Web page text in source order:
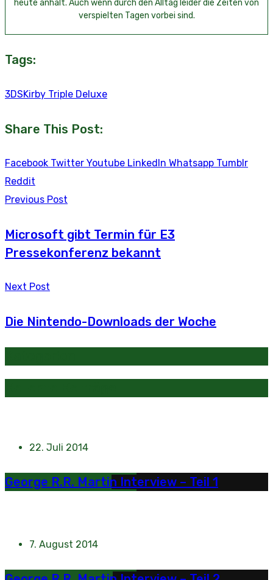
heute anhält. Auch wenn durch den Alltag leider die Zeiten von
verspielten Tagen vorbei sind.
Tags:
3DSKirby Triple Deluxe
Share This Post:
Facebook Twitter Youtube LinkedIn Whatsapp Tumblr
Reddit
Previous Post
Microsoft gibt Termin für E3
Pressekonferenz bekannt
Next Post
Die Nintendo-Downloads der Woche
22. Juli 2014
George R.R. Martin Interview – Teil 1
7. August 2014